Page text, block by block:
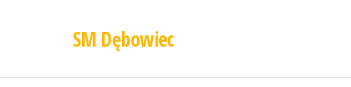
SM Dębowiec